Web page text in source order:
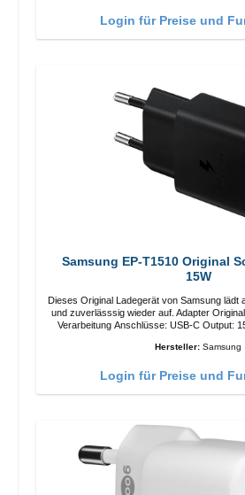
Login für Preise und
Samsung EP-T1510 Original
15W
Dieses Original Ladegerät von Samsung lädt
und zuverlässsig wieder auf. Adapter Original Samsung Hochwertige
Verarbeitung Anschlüsse: USB-C
Hersteller: Samsung
Login für Preise und